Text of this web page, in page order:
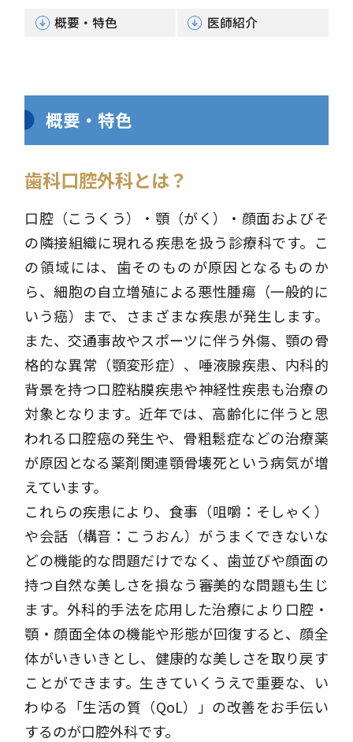
概要・特色 医師紹介
概要・特色
歯科口腔外科とは？
口腔（こうくう）・顎（がく）・顔面およびそ
の隣接組織に現れる疾患を扱う診療科です。こ
の領域には、歯そのものが原因となるものか
ら、細胞の自立増殖による悪性腫瘍（一般的に
いう癌）まで、さまざまな疾患が発生します。
また、交通事故やスポーツに伴う外傷、顎の骨
格的な異常（顎変形症）、唾液腺疾患、内科的
背景を持つ口腔粘膜疾患や神経性疾患も治療の
対象となります。近年では、高齢化に伴うと思
われる口腔癌の発生や、骨粗鬆症などの治療薬
が原因となる薬剤関連顎骨壊死という病気が増
えています。
これらの疾患により、食事（咀嚼：そしゃく）
や会話（構音：こうおん）がうまくできないな
どの機能的な問題だけでなく、歯並びや顔面の
持つ自然な美しさを損なう審美的な問題も生じ
ます。外科的手法を応用した治療により口腔・
顎・顔面全体の機能や形態が回復すると、顔全
体がいきいきとし、健康的な美しさを取り戻す
ことができます。生きていくうえで重要な、い
わゆる「生活の質（QoL）」の改善をお手伝い
するのが口腔外科です。